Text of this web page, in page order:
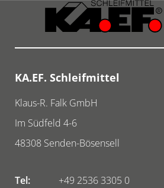
KA.EF. Schleifmittel
Klaus-R. Falk GmbH
Im Südfeld 4-6
48308 Senden-Bösensell
Tel:
+49 2536 3305 0